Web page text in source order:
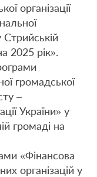
організації
Стрийській
2025 рік».
громадської
–
України» у
громаді на
«Фінансова
організацій у